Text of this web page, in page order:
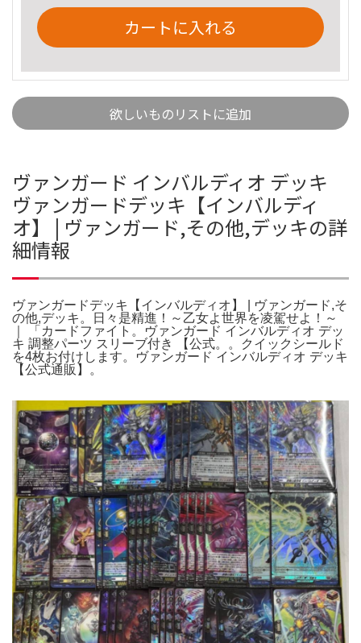
カートに入れる
欲しいものリストに追加
ヴァンガード インバルディオ デッキ
ヴァンガードデッキ【インバルディ
オ】 | ヴァンガード,その他,デッキの詳
細情報
ヴァンガードデッキ【インバルディオ】 | ヴァンガード,そ
の他,デッキ。日々是精進！～乙女よ世界を凌駕せよ！～
｜ 「カードファイト。ヴァンガード インバルディオ デッ
キ 調整パーツ スリーブ付き 【公式。。クイックシールド
を4枚お付けします。ヴァンガード インバルディオ デッキ
【公式通販】。